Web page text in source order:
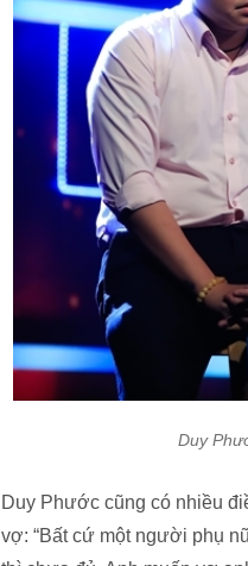
Duy
Duy Phước cũng có nhiều
vợ: “Bất cứ một người phụ